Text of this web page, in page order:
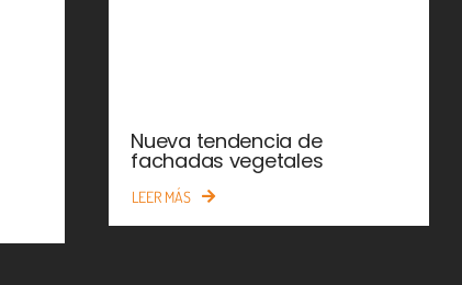
Nueva tendencia de
fachadas vegetales
LEER MÁS